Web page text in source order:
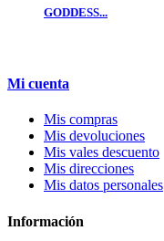
GODDESS...
Mi cuenta
Mis compras
Mis devoluciones
Mis vales descuento
Mis direcciones
Mis datos personales
Información